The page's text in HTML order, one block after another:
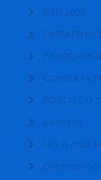
IPTU 2026
EXTRATO DE
CONSULTA
PORTAL DO
Serviços
Leis e Atos